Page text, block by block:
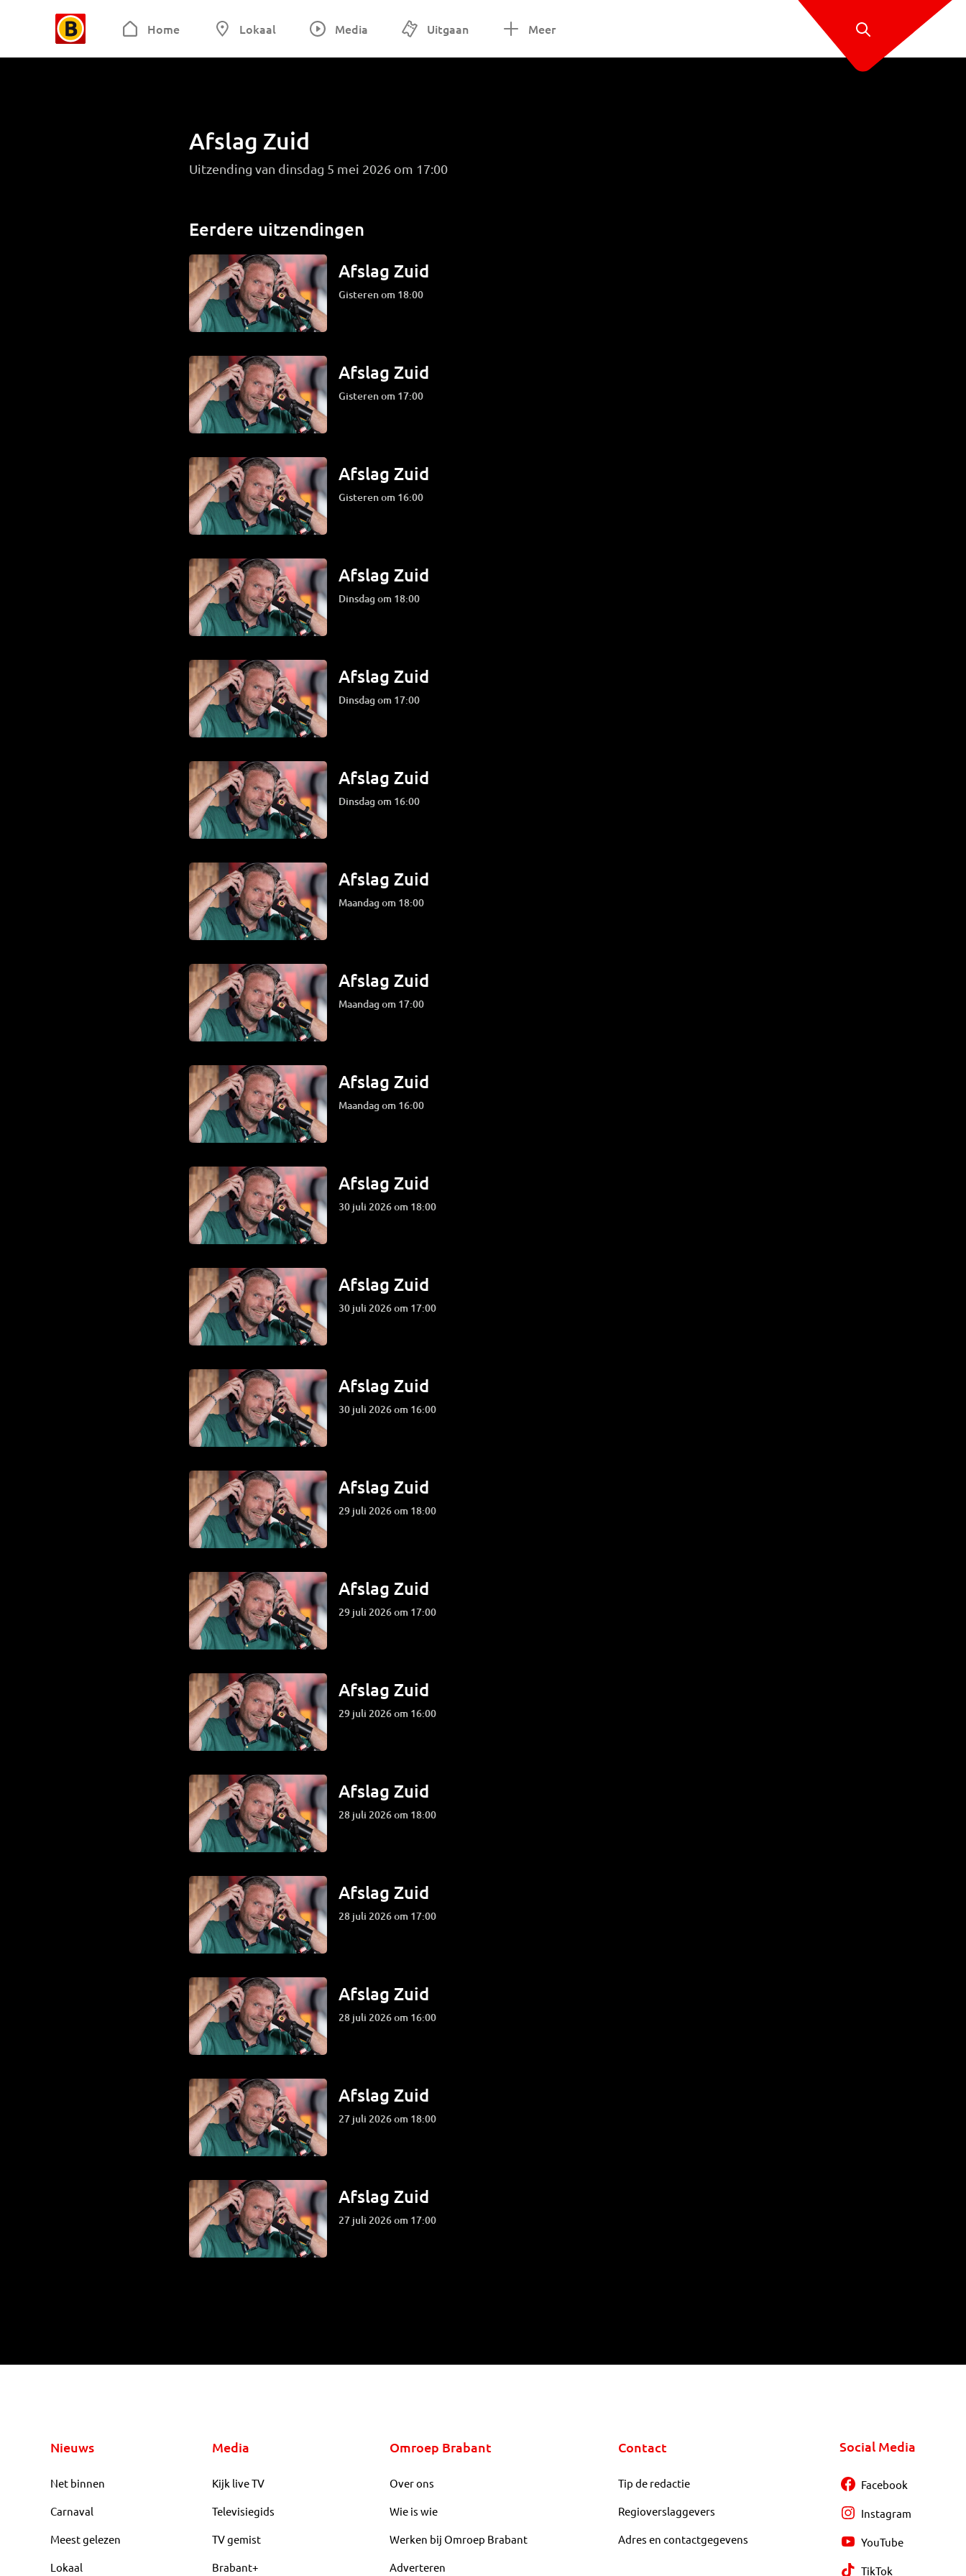
Home Lokaal Media Uitgaan Meer
Afslag Zuid
Uitzending van dinsdag 5 mei 2026 om 17:00
Eerdere uitzendingen
Afslag Zuid
Gisteren om 18:00
Afslag Zuid
Gisteren om 17:00
Afslag Zuid
Gisteren om 16:00
Afslag Zuid
dinsdag om 18:00
Afslag Zuid
dinsdag om 17:00
Afslag Zuid
dinsdag om 16:00
Afslag Zuid
maandag om 18:00
Afslag Zuid
maandag om 17:00
Afslag Zuid
maandag om 16:00
Afslag Zuid
30 juli 2026 om 18:00
Afslag Zuid
30 juli 2026 om 17:00
Afslag Zuid
30 juli 2026 om 16:00
Afslag Zuid
29 juli 2026 om 18:00
Afslag Zuid
29 juli 2026 om 17:00
Afslag Zuid
29 juli 2026 om 16:00
Afslag Zuid
28 juli 2026 om 18:00
Afslag Zuid
28 juli 2026 om 17:00
Afslag Zuid
28 juli 2026 om 16:00
Afslag Zuid
27 juli 2026 om 18:00
Afslag Zuid
27 juli 2026 om 17:00
Nieuws
Net binnen
Carnaval
Meest gelezen
Lokaal
Media
Kijk live TV
Televisiegids
TV gemist
Brabant+
Omroep Brabant
Over ons
Wie is wie
Werken bij Omroep Brabant
Adverteren
Contact
Tip de redactie
Regioverslaggevers
Adres en contactgegevens
Social Media
Facebook
Instagram
YouTube
TikTok